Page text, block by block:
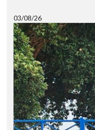
03/08/26